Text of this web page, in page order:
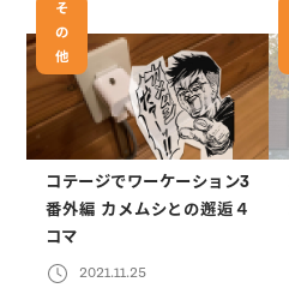
そ
の
他
コテージでワーケーション3
番外編 カメムシとの邂逅４
コマ
2021.11.25